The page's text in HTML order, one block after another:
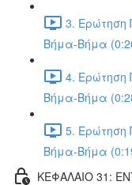
3. Ερώτηση
Βήμα-Βήμα
4. Ερώτηση
Βήμα-Βήμα
5. Ερώτηση
Βήμα-Βήμα
ΚΕΦΑΛΑΙΟ 31: